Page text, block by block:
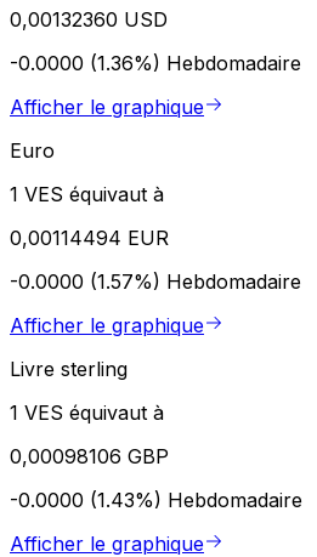
0,00132360 USD
-0.0000 (1.36%) Hebdomadaire
Afficher le graphique
Euro
1 VES équivaut à
0,00114494 EUR
-0.0000 (1.57%) Hebdomadaire
Afficher le graphique
Livre sterling
1 VES équivaut à
0,00098106 GBP
-0.0000 (1.43%) Hebdomadaire
Afficher le graphique